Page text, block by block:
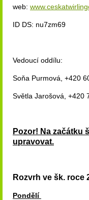
web:
ID DS: nu7zm69
Vedoucí oddílu:
Soňa Purmová, +420
Světla Jarošová, +420
Pozor! Na začátku
upravovat.
Rozvrh ve šk. roce
Pondělí